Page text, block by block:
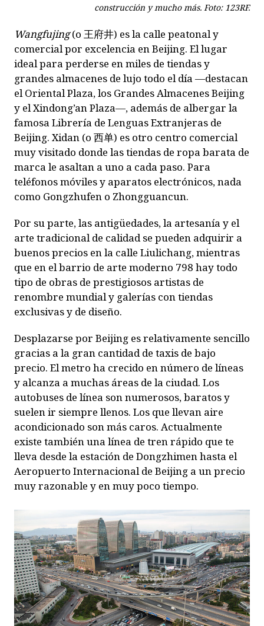
construcción y mucho más. Foto: 123RF.
Wangfujing(o 王府井) es la calle peatonal y
comercial por excelencia en Beijing. El lugar
ideal para perderse en miles de tiendas y
grandes almacenes de lujo todo el día —destacan
el Oriental Plaza, los Grandes Almacenes Beijing
y el Xindong’an Plaza—, además de albergar la
famosa Librería de Lenguas Extranjeras de
Beijing. Xidan (o 西单) es otro centro comercial
muy visitado donde las tiendas de ropa barata de
marca le asaltan a uno a cada paso. Para
teléfonos móviles y aparatos electrónicos, nada
como Gongzhufen o Zhongguancun.
Por su parte, las antigüedades, la artesanía y el
arte tradicional de calidad se pueden adquirir a
buenos precios en la calle Liulichang, mientras
que en el barrio de arte moderno 798 hay todo
tipo de obras de prestigiosos artistas de
renombre mundial y galerías con tiendas
exclusivas y de diseño.
Desplazarse por Beijing es relativamente sencillo
gracias a la gran cantidad de taxis de bajo
precio. El metro ha crecido en número de líneas
y alcanza a muchas áreas de la ciudad. Los
autobuses de línea son numerosos, baratos y
suelen ir siempre llenos. Los que llevan aire
acondicionado son más caros. Actualmente
existe también una línea de tren rápido que te
lleva desde la estación de Dongzhimen hasta el
Aeropuerto Internacional de Beijing a un precio
muy razonable y en muy poco tiempo.